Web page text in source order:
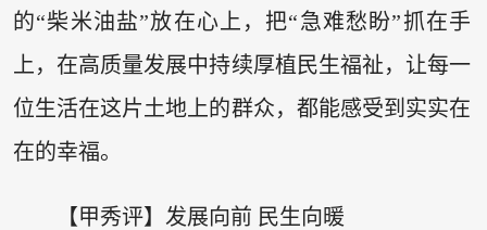
的“柴米油盐”放在心上，把“急难愁盼”抓在手
上，在高质量发展中持续厚植民生福祉，让每一
位生活在这片土地上的群众，都能感受到实实在
在的幸福。
【甲秀评】发展向前 民生向暖